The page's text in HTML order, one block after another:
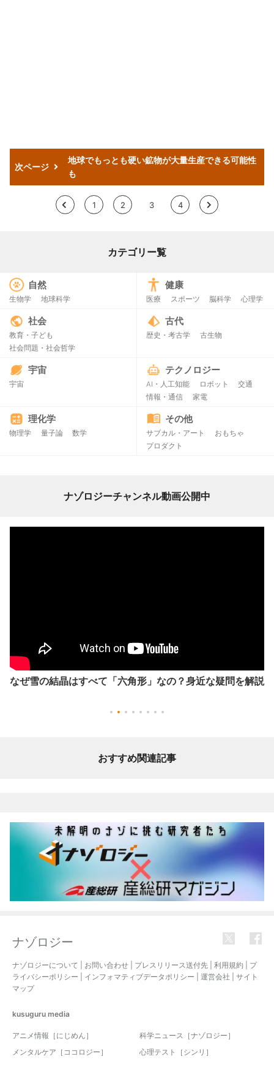
次ページ
地球でもっとも硬い鉱物が大量生産できる可能性
も
< 1 2 3 4 >
カテゴリー覧
自然
生物学 地球科学
健康
医療 スポーツ 脳科学 心理学
社会
教育・子ども
社会問題・社会哲学
古代
歴史・考古学 古生物
宇宙
宇宙
テクノロジー
AI・人工知能 ロボット
交通
情報・通信
家電
理化学
物理学 量子論 数学
その他
サブカル・アート
おもちゃ
プロダクト
ナゾロジーチャンネル動画公開中
なぜ雪の結晶はすべて「六角形」なの？身近な疑問を解説
おすすめ関連記事
ナゾロジー
ナゾロジーについて お問い合わせ プレスリリース送付先 利用規約
プ
ライバシーポリシー
インフォマティブデータポリシー 運営会社
サイト
マップ
kusuguru media
アニメ情報［にじめん］
科学ニュース［ナゾロジー］
メンタルケア［ココロジー］
心理テスト［シンリ］